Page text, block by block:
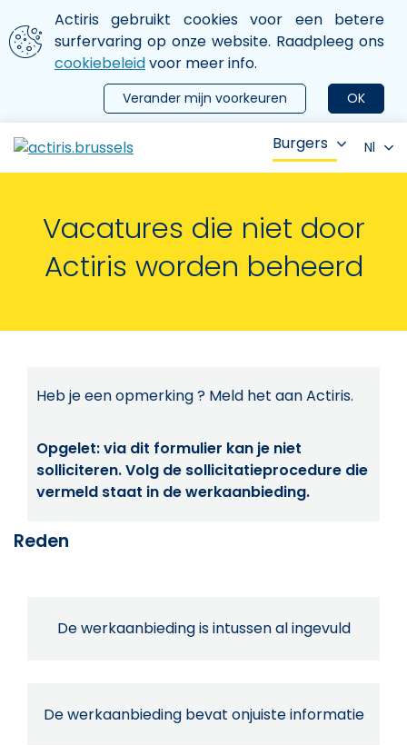
Aller au contenu principal
We gebruiken cookies
Actiris gebruikt cookies voor een betere
surfervaring op onze website. Raadpleeg ons
cookiebeleidvoor meer info.
OK
Verander mijn voorkeuren
le menu
Burgers Nl
Vacatures die niet door
Actiris worden beheerd
Heb je een opmerking ? Meld het aan Actiris.
Opgelet: via dit formulier kan je niet
solliciteren. Volg de sollicitatieprocedure die
vermeld staat in de werkaanbieding.
Reden
De werkaanbieding is intussen al ingevuld
De werkaanbieding bevat onjuiste informatie